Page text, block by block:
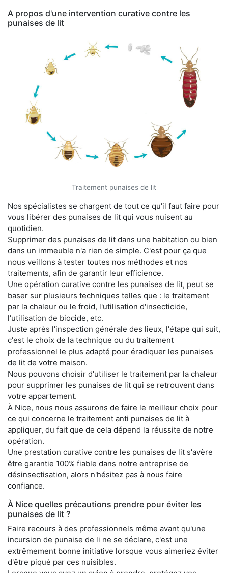
A propos d'une intervention curative contre les
punaises de lit
Traitement punaises de lit
Nos spécialistes se chargent de tout ce qu'il faut faire pour
vous libérer des punaises de lit qui vous nuisent au
quotidien.
Supprimer des punaises de lit dans une habitation ou bien
dans un immeuble n'a rien de simple. C'est pour ça que
nous veillons à tester toutes nos méthodes et nos
traitements, afin de garantir leur efficience.
Une opération curative contre les punaises de lit, peut se
baser sur plusieurs techniques telles que : le traitement
par la chaleur ou le froid, l'utilisation d'insecticide,
l'utilisation de biocide, etc.
Juste après l'inspection générale des lieux, l'étape qui suit,
c'est le choix de la technique ou du traitement
professionnel le plus adapté pour éradiquer les punaises
de lit de votre maison.
Nous pouvons choisir d'utiliser le traitement par la chaleur
pour supprimer les punaises de lit qui se retrouvent dans
votre appartement.
À Nice, nous nous assurons de faire le meilleur choix pour
ce qui concerne le traitement anti punaises de lit à
appliquer, du fait que de cela dépend la réussite de notre
opération.
Une prestation curative contre les punaises de lit s'avère
être garantie 100% fiable dans notre entreprise de
désinsectisation, alors n'hésitez pas à nous faire
confiance.
À Nice quelles précautions prendre pour éviter les
punaises de lit ?
Faire recours à des professionnels même avant qu'une
incursion de punaise de li ne se déclare, c'est une
extrêmement bonne initiative lorsque vous aimeriez éviter
d'être piqué par ces nuisibles.